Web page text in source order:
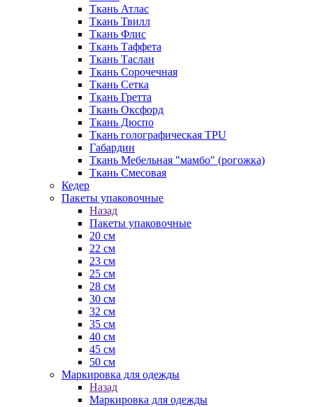
Ткань Атлас
Ткань Твилл
Ткань Флис
Ткань Таффета
Ткань Таслан
Ткань Сорочечная
Ткань Сетка
Ткань Гретта
Ткань Оксфорд
Ткань Дюспо
Ткань голографическая TPU
Габардин
Ткань Мебельная "мамбо" (рогожка)
Ткань Смесовая
Кедер
Пакеты упаковочные
Назад
Пакеты упаковочные
20 см
22 см
23 см
25 см
28 см
30 см
32 см
35 см
40 см
45 см
50 см
Маркировка для одежды
Назад
Маркировка для одежды